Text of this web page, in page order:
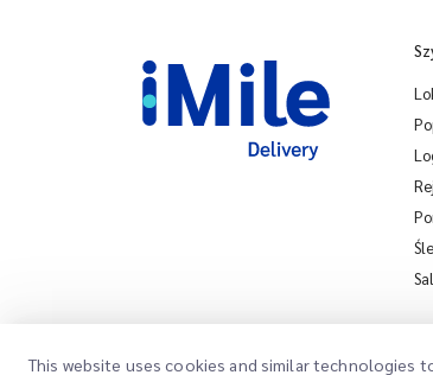
This website uses cookies and similar technologies